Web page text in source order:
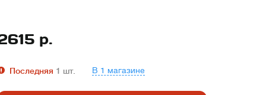
р.
Последняя 1 шт. В 1 магазине